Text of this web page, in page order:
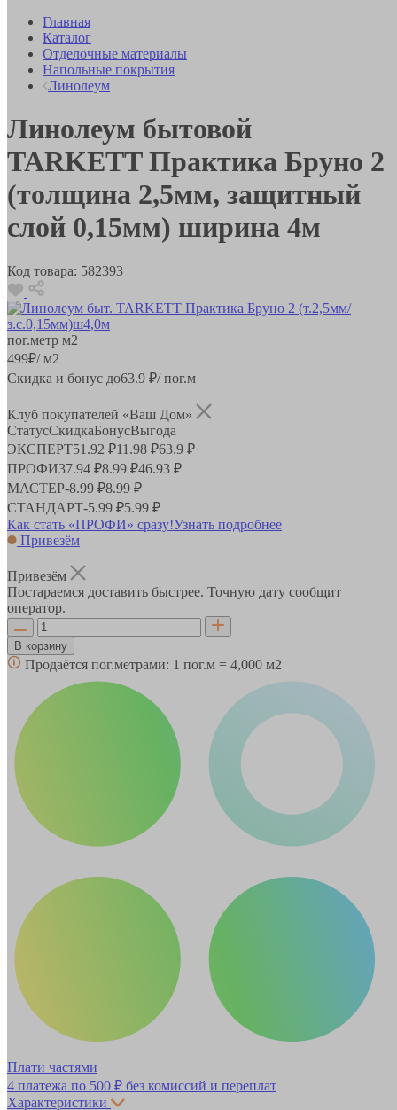
Главная
Каталог
Отделочные материалы
Напольные покрытия
Линолеум
Линолеум бытовой
TARKETT Практика Бруно 2
(толщина 2,5мм, защитный
слой 0,15мм) ширина 4м
Код товара: 582393
пог.метр м2
499₽/ м2
Скидка и бонус до63.9 ₽/ пог.м
Клуб покупателей «Ваш Дом»
СтатусСкидкаБонусВыгода
ЭКСПЕРТ51.92 ₽11.98 ₽63.9 ₽
ПРОФИ37.94 ₽8.99 ₽46.93 ₽
МАСТЕР-8.99 ₽8.99 ₽
СТАНДАРТ-5.99 ₽5.99 ₽
Как стать «ПРОФИ» сразу!Узнать подробнее
Привезём
Привезём
Постараемся доставить быстрее. Точную дату сообщит
оператор.
В корзину
Продаётся пог.метрами: 1 пог.м = 4,000 м2
Плати частями
4 платежа по 500 ₽ без комиссий и переплат
Характеристики